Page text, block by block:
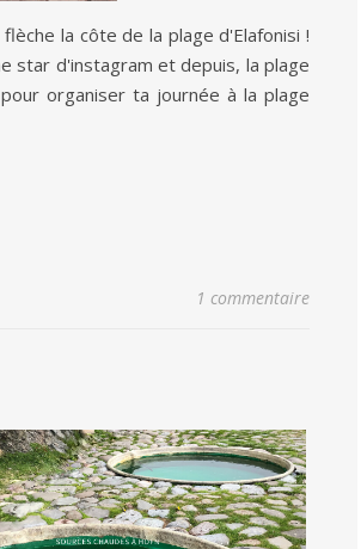
la côte de la plage d'Elafonisi !
star d'instagram et depuis, la plage
organiser ta journée à la plage
1 commentaire